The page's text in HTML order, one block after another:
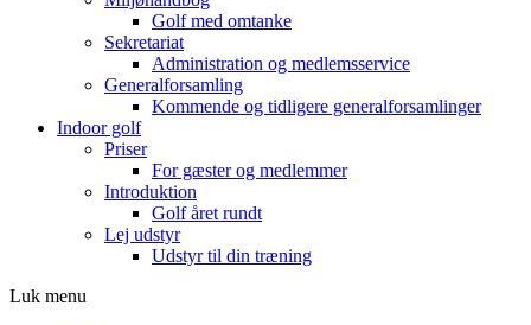
Golf med omtanke
Sekretariat
Administration og medlemsservice
Generalforsamling
Kommende og tidligere generalforsamlinger
Indoor golf
Priser
For gæster og medlemmer
Introduktion
Golf året rundt
Lej udstyr
Udstyr til din træning
Luk menu